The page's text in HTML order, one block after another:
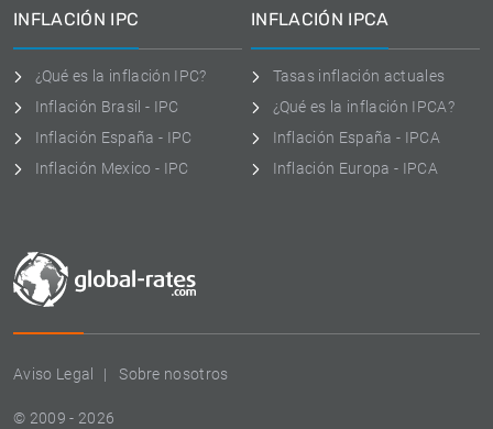
Aviso Legal Sobre nosotros
© 2009 - 2026
INFLACIÓN IPC
¿Qué es la inflación IPC?
Inflación Brasil - IPC
Inflación España - IPC
Inflación Mexico - IPC
INFLACIÓN IPCA
Tasas inflación actuales
¿Qué es la inflación IPCA?
Inflación España - IPCA
Inflación Europa - IPCA